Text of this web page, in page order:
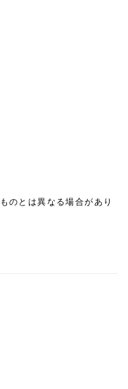
のとは異なる場合があり